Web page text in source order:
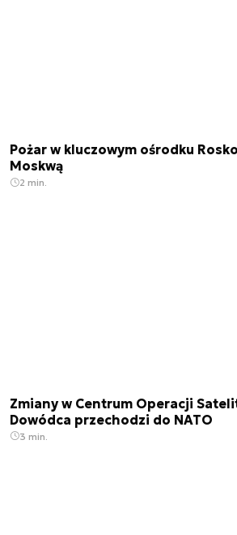
Pożar w kluczowym ośrodku
Moskwą
2 min.
Zmiany w Centrum Operacji
Dowódca przechodzi do NATO
3 min.